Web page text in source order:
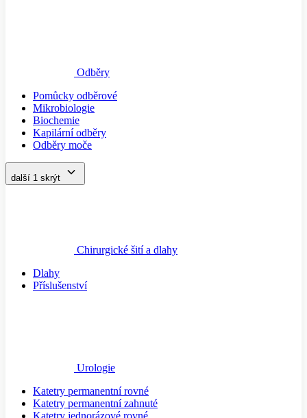
Odběry
Pomůcky odběrové
Mikrobiologie
Biochemie
Kapilární odběry
Odběry moče
další 1 skrýt
Chirurgické šití a dlahy
Dlahy
Příslušenství
Urologie
Katetry permanentní rovné
Katetry permanentní zahnuté
Katetry jednorázové rovné